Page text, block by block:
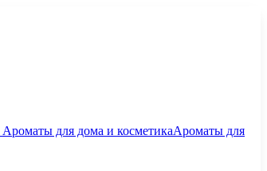
Ароматы для дома и косметикаАроматы для